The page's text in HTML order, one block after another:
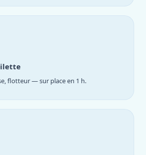
flotteur — sur place en 1 h.